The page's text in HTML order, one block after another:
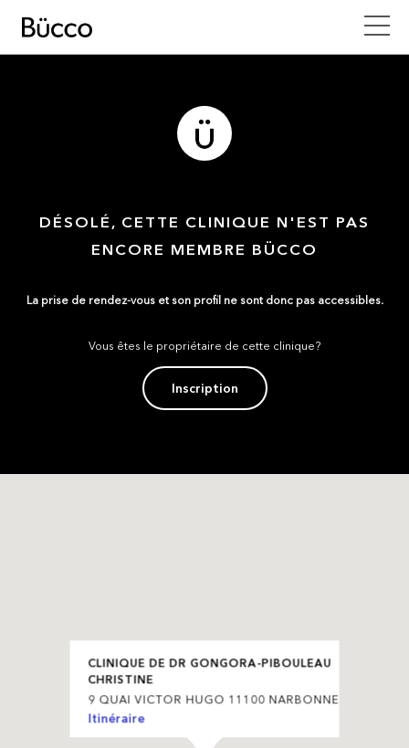
DÉSOLÉ, CETTE CLINIQUE N'EST PAS
ENCORE MEMBRE BÜCCO
La prise de rendez-vous et son profil ne sont donc pas accessibles.
Vous êtes le propriétaire de cette clinique?
Inscription
CLINIQUE DE DR GONGORA-PIBOULEAU
CHRISTINE
9 QUAI VICTOR HUGO 11100 NARBONNE
Itinéraire